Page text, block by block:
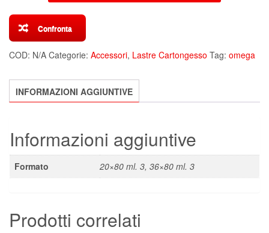
ML
quantitàConfronta
COD: N/A Categorie: Accessori, Lastre Cartongesso Tag: omega
INFORMAZIONI AGGIUNTIVE
Informazioni aggiuntive
Formato 20×80 ml. 3, 36×80 ml. 3
Prodotti correlati